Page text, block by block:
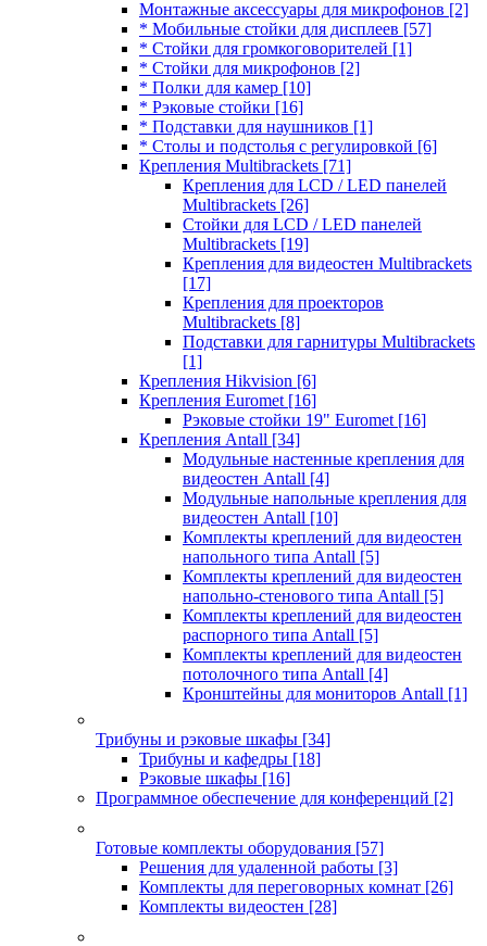
Монтажные аксессуары для микрофонов [2]
* Мобильные стойки для дисплеев [57]
* Стойки для громкоговорителей [1]
* Стойки для микрофонов [2]
* Полки для камер [10]
* Рэковые стойки [16]
* Подставки для наушников [1]
* Столы и подстолья с регулировкой [6]
Крепления Multibrackets [71]
Крепления для LCD / LED панелей
Multibrackets [26]
Стойки для LCD / LED панелей
Multibrackets [19]
Крепления для видеостен Multibrackets
[17]
Крепления для проекторов
Multibrackets [8]
Подставки для гарнитуры Multibrackets
[1]
Крепления Hikvision [6]
Крепления Euromet [16]
Рэковые стойки 19" Euromet [16]
Крепления Antall [34]
Модульные настенные крепления для
видеостен Antall [4]
Модульные напольные крепления для
видеостен Antall [10]
Комплекты креплений для видеостен
напольного типа Antall [5]
Комплекты креплений для видеостен
напольно-стенового типа Antall [5]
Комплекты креплений для видеостен
распорного типа Antall [5]
Комплекты креплений для видеостен
потолочного типа Antall [4]
Кронштейны для мониторов Antall [1]
Трибуны и рэковые шкафы [34]
Трибуны и кафедры [18]
Рэковые шкафы [16]
Программное обеспечение для конференций [2]
Готовые комплекты оборудования [57]
Решения для удаленной работы [3]
Комплекты для переговорных комнат [26]
Комплекты видеостен [28]